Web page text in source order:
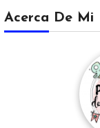
Acerca De Mi